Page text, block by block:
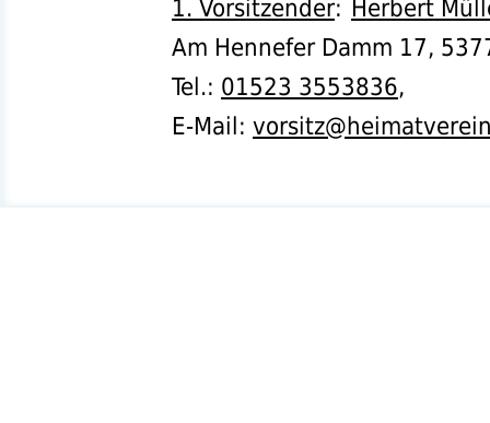
1. Vorsitzender: Herbert
Am Hennefer Damm 17,
Tel.: 01523 3553836,
E-Mail: